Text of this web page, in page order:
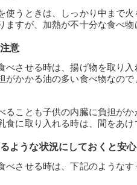
使うときは、しっかり中まで
ますが、加熱が不十分な食べ
意
べさせる時は、揚げ物を取り
がかかる油の多い食べ物なの
ることも子供の内臓に負担が
食に取り入れる時は、間をあ
ような状況にしておくと安心
べさせる時は、下記のような